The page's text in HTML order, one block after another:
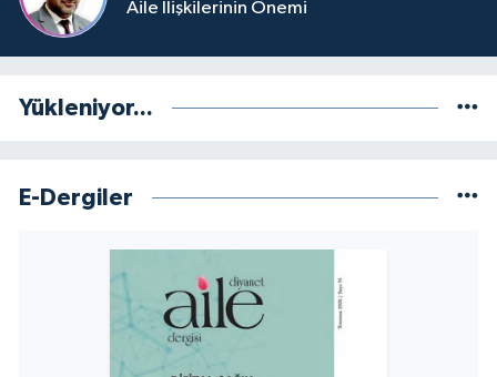
Aile İlişkilerinin Önemi
Yükleniyor...
E-Dergiler